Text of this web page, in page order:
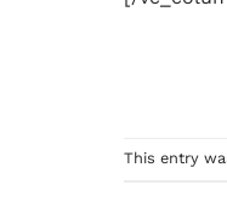
This entry